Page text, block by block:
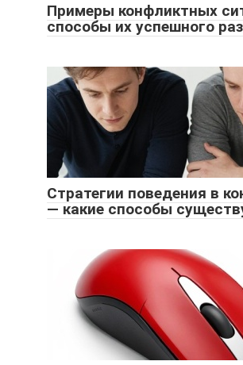
Примеры конфликтных
способы их успешного
Стратегии поведения в
— какие способы